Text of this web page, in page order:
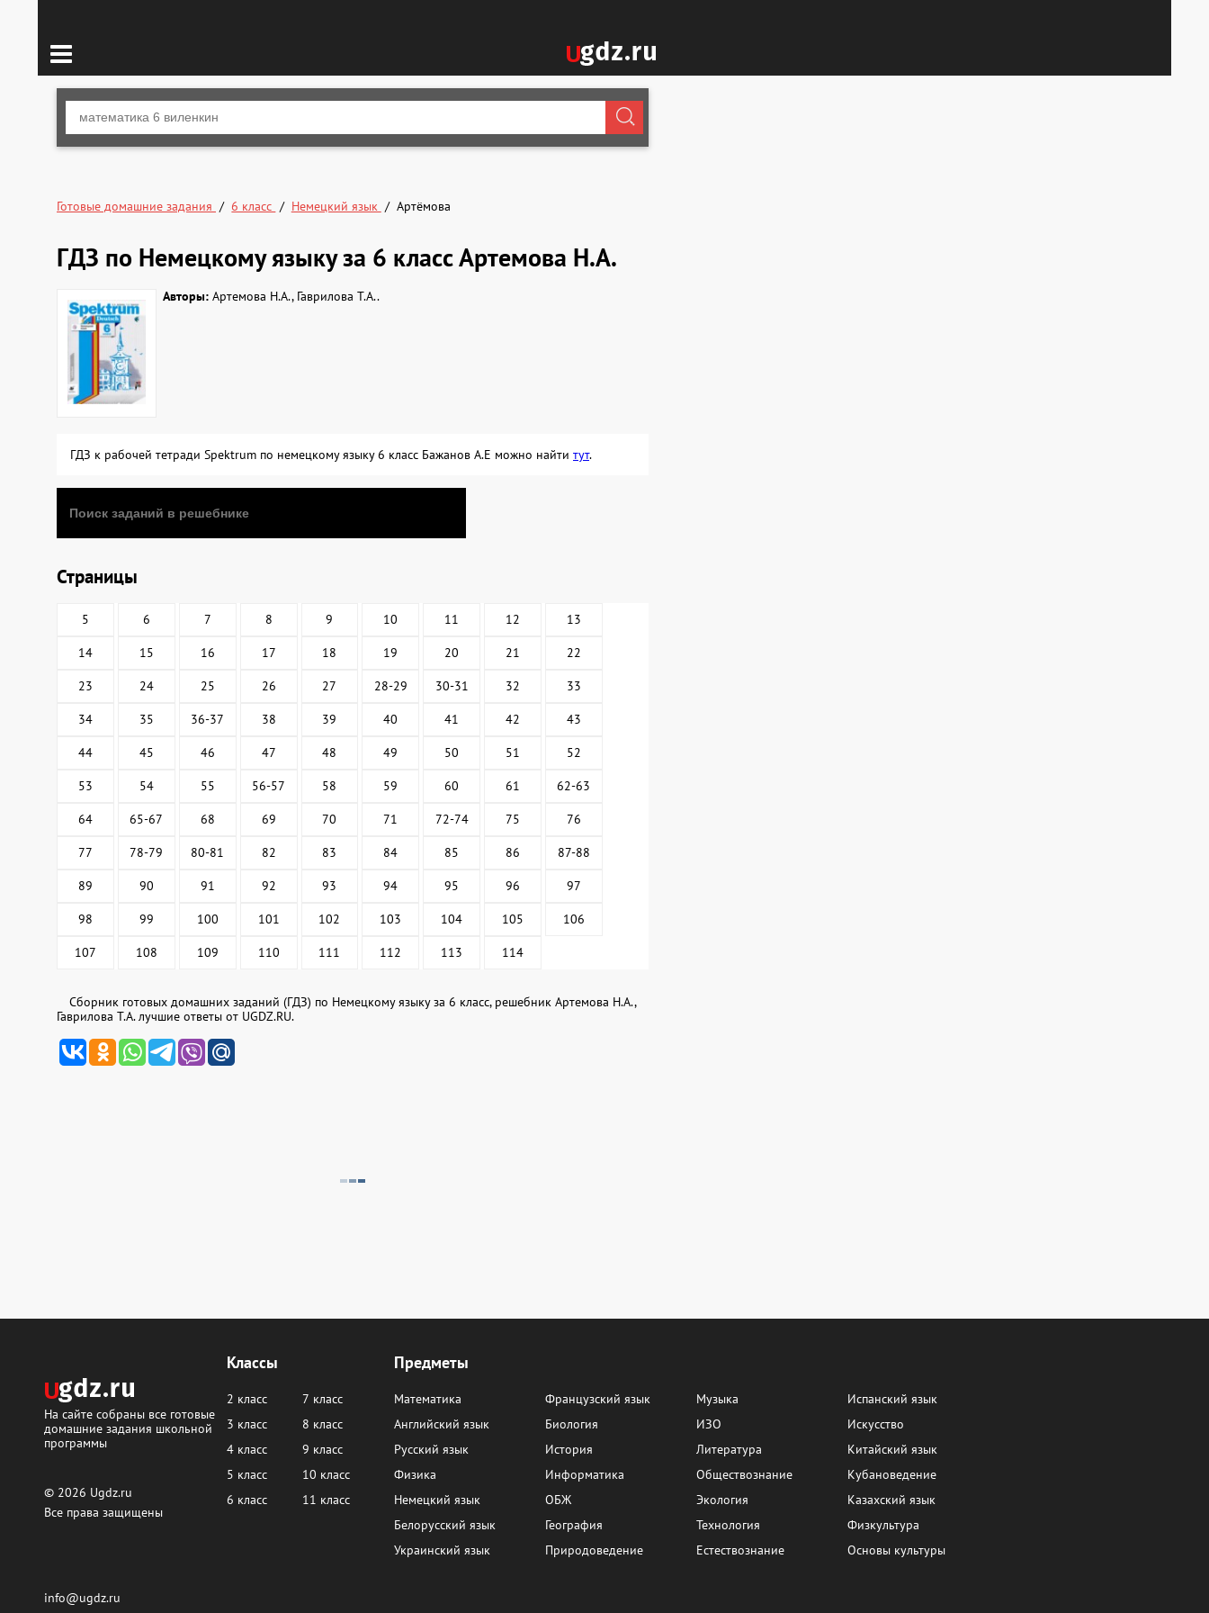
Готовые домашние задания 6 класс Немецкий язык Артёмова
ГДЗ по Немецкому языку за 6 класс Артемова Н.А.
Авторы:Артемова Н.А., Гаврилова Т.А..
ГДЗ к рабочей тетради Spektrum по немецкому языку 6 класс Бажанов А.Е можно найти тут.
Страницы
5 6 7 8 9 10 11 12 13
14 15 16 17 18 19 20 21 22
23 24 25 26 27 28-29 30-31 32 33
34 35 36-37 38 39 40 41 42 43
44 45 46 47 48 49 50 51 52
53 54 55 56-57 58 59 60 61 62-63
64 65-67 68 69 70 71 72-74 75 76
77 78-79 80-81 82 83 84 85 86 87-88
89 90 91 92 93 94 95 96 97
98 99 100 101 102 103 104 105 106
107 108 109 110 111 112 113 114
Сборник готовых домашних заданий (ГДЗ) по Немецкому языку за 6 класс, решебник Артемова Н.А.,
Гаврилова Т.А. лучшие ответы от UGDZ.RU.
Классы
2 класс
3 класс
4 класс
5 класс
6 класс
7 класс
8 класс
9 класс
10 класс
11 класс
Предметы
Математика
Английский язык
Русский язык
Физика
Немецкий язык
Белорусский язык
Украинский язык
Французский язык
Биология
История
Информатика
ОБЖ
География
Природоведение
Музыка
ИЗО
Литература
Обществознание
Экология
Технология
Естествознание
Испанский язык
Искусство
Китайский язык
Кубановедение
Казахский язык
Физкультура
Основы культуры
На сайте собраны все готовые
домашние задания школьной
программы
© 2026 Ugdz.ru
Все права защищены
info@ugdz.ru